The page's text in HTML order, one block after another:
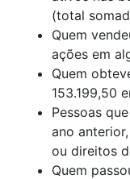
(total
Quem
ações em
Quem
153.199,50
Pessoas
ano
ou direitos
Quem